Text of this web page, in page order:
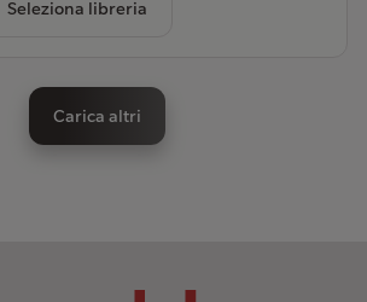
Seleziona libreria
Carica altri